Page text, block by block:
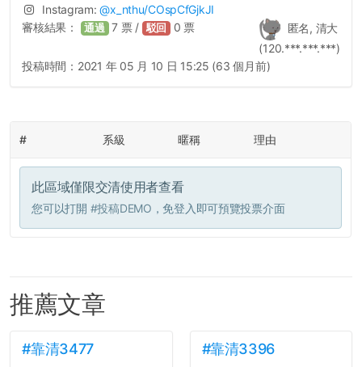
Instagram:@x_nthu/COspCfGjkJI
匿名, 清大
(120.***.***.***)
審核結果： 通過 7 票 / 駁回 0 票
投稿時間： 2021 年 05 月 10 日 15:25 (63 個月前)
# 系級 暱稱 理由
此區域僅限交清使用者查看
您可以打開 #投稿DEMO ，免登入即可預覽投票介面
推薦文章
#靠清3477 #靠清3396